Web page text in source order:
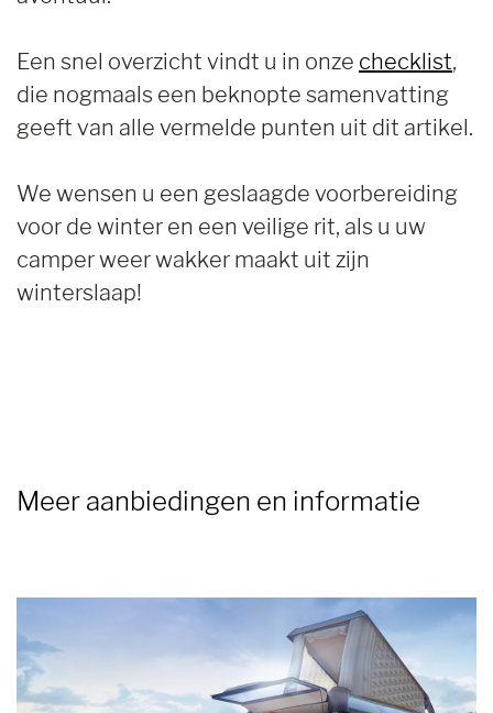
Een snel overzicht vindt u in onze checklist,
die nogmaals een beknopte samenvatting
geeft van alle vermelde punten uit dit artikel.
We wensen u een geslaagde voorbereiding
voor de winter en een veilige rit, als u uw
camper weer wakker maakt uit zijn
winterslaap!
Meer aanbiedingen en informatie